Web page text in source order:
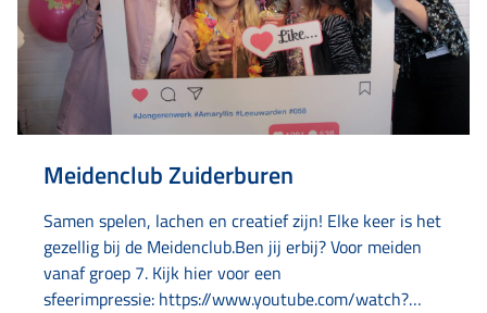
Meidenclub Zuiderburen
Samen spelen, lachen en creatief zijn! Elke keer is het
gezellig bij de Meidenclub.Ben jij erbij? Voor meiden
vanaf groep 7. Kijk hier voor een
sfeerimpressie: https://www.youtube.com/watch?